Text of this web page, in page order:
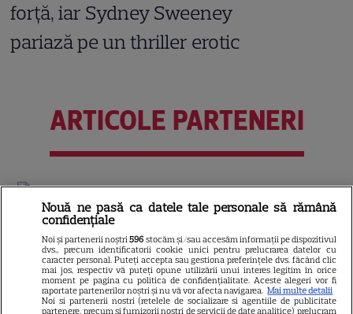
forță, iar Sydney Sweeney
pariază pe un thriller erotic
ARTICOLE PARTENERI
De ce fulgerele se văd înainte
să se audă tunetul
Ce este oțetul de orez și în ce
Nouă ne pasă ca datele tale personale să rămână
confidențiale
Noi și partenerii noștri596 stocăm și/sau accesăm informații pe dispozitivul
dvs., precum identificatorii cookie unici pentru prelucrarea datelor cu
caracter personal. Puteți accepta sau gestiona preferințele dvs. făcând clic
mai jos, respectiv vă puteți opune utilizării unui interes legitim în orice
moment pe pagina cu politica de confidențialitate. Aceste alegeri vor fi
raportate partenerilor noștri și nu vă vor afecta navigarea. Mai multe detalii
Noi si partenerii nostri (retelele de socializare si agentiile de publicitate
partenere, precum si furnizorii nostri de servicii de date analitice) prelucram